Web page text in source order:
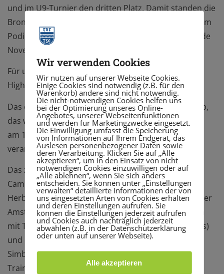
und im U9-Turnier den dritten Platz. Damit standen die
Broncos dieses Jahr in fünf Turnieren fünfmal auf dem
Podium und freuen sich auf das nächste Turnier Ende
November in Karlsruhe.
Für uns als Abteilung gab es noch ein paar weitere
Highlights:
Das erste Highlight war ein Cricket-Einführungscamp,
das wir am Max-Born-Gymnasium in Neckargemünd
am 10. Oktober mit 41 teilnehmenden Schülern
veranstalteten.
Das zweite Highlight war ein internationales Cricket-
Camp, das das erste seiner Art während der
Herbstferien in Heidelberg war. Wir arbeiteten mit der
Amsterdam Cricket Academy zusammen und hatten
mit Taku Kusano (aktueller Nationaltrainer Finnlands)
und Carl Mumba (internationaler Cricketspieler aus
Simbabwe) zwei hochqualifizierte internationale
Trainer zu Besuch. 20 Kinder hatten während der
Wir verwenden Cookies
Wir nutzen auf unserer Webseite Cookies.
Einige Cookies sind notwendig (z.B. für den
Warenkorb) andere sind nicht notwendig.
Die nicht-notwendigen Cookies helfen uns
bei der Optimierung unseres Online-
Angebotes, unserer Webseitenfunktionen
und werden für Marketingzwecke eingesetzt.
Die Einwilligung umfasst die Speicherung
von Informationen auf Ihrem Endgerät, das
Auslesen personenbezogener Daten sowie
deren Verarbeitung. Klicken Sie auf „Alle
akzeptieren“, um in den Einsatz von nicht
notwendigen Cookies einzuwilligen oder auf
„Alle ablehnen“, wenn Sie sich anders
entscheiden. Sie können unter „Einstellungen
verwalten“ detaillierte Informationen der von
uns eingesetzten Arten von Cookies erhalten
und deren Einstellungen aufrufen. Sie
können die Einstellungen jederzeit aufrufen
und Cookies auch nachträglich jederzeit
abwählen (z.B. in der Datenschutzerklärung
oder unten auf unserer Webseite).
Alle akzeptieren